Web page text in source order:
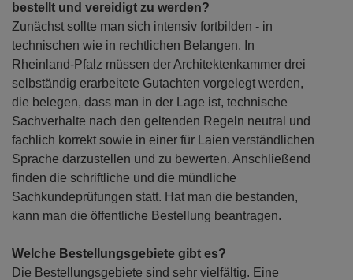
bestellt und vereidigt zu werden?
Zunächst sollte man sich intensiv fortbilden - in
technischen wie in rechtlichen Belangen. In
Rheinland-Pfalz müssen der Architektenkammer drei
selbständig erarbeitete Gutachten vorgelegt werden,
die belegen, dass man in der Lage ist, technische
Sachverhalte nach den geltenden Regeln neutral und
fachlich korrekt sowie in einer für Laien verständlichen
Sprache darzustellen und zu bewerten. Anschließend
finden die schriftliche und die mündliche
Sachkundeprüfungen statt. Hat man die bestanden,
kann man die öffentliche Bestellung beantragen.
Welche Bestellungsgebiete gibt es?
Die Bestellungsgebiete sind sehr vielfältig. Eine